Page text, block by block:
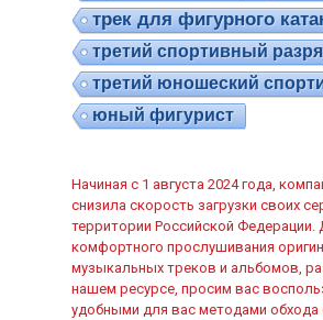
трек для фигурного
третий спортивный
третий юношеский
юный фигурист
Начиная с 1 августа 2024 года,
снизила скорость загрузки своих
территории Российской Федерации.
комфортного прослушивания
музыкальных треков и альбомов,
нашем ресурсе, просим вас
удобными для вас методами обхода